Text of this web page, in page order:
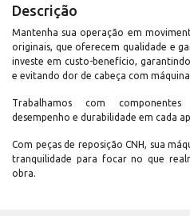
Descrição
Mantenha sua operação em
originais, que oferecem qualidade e
investe em custo-benefício,
e evitando dor de cabeça com
Trabalhamos com
desempenho e durabilidade em cada
Com peças de reposição CNH, sua
tranquilidade para focar no que
obra.